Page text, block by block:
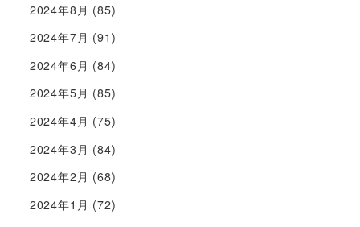
2024年8月 (85)
2024年7月 (91)
2024年6月 (84)
2024年5月 (85)
2024年4月 (75)
2024年3月 (84)
2024年2月 (68)
2024年1月 (72)